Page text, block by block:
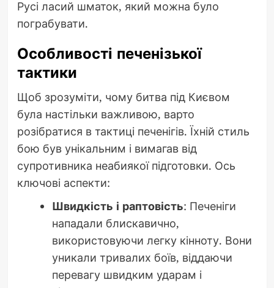
Русі ласий шматок, який можна було
пограбувати.
Особливості печенізької
тактики
Щоб зрозуміти, чому битва під Києвом
була настільки важливою, варто
розібратися в тактиці печенігів. Їхній стиль
бою був унікальним і вимагав від
супротивника неабиякої підготовки. Ось
ключові аспекти:
Швидкість і раптовість: Печеніги
нападали блискавично,
використовуючи легку кінноту. Вони
уникали тривалих боїв, віддаючи
перевагу швидким ударам і